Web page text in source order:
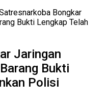
Bongkar
Bukti Lengkap Telah
Jaringan
Bukti
Polisi